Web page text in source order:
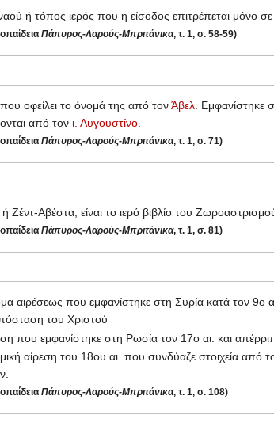
ή τόπος ιερός που η είσοδος επιτρέπεται μόνο
Πάπυρος-Λαρούς-Μπριτάνικα, τ. 1, σ. 58-59)
οφείλει το όνομά της από τονΆβελ. Εμφανίστηκε
από τον ι. Αυγουστίνο.
Πάπυρος-Λαρούς-Μπριτάνικα, τ. 1, σ. 71)
Ζέντ-Αβέστα, είναι το ιερό βιβλίο του
Πάπυρος-Λαρούς-Μπριτάνικα, τ. 1, σ. 81)
αιρέσεως που εμφανίστηκε στη Συρία κατά τον 9ο
του Χριστού
που εμφανίστηκε στη Ρωσία τον 17ο αι. και
αίρεση του 18ου αι. που συνδύαζε στοιχεία από
Πάπυρος-Λαρούς-Μπριτάνικα, τ. 1, σ. 108)